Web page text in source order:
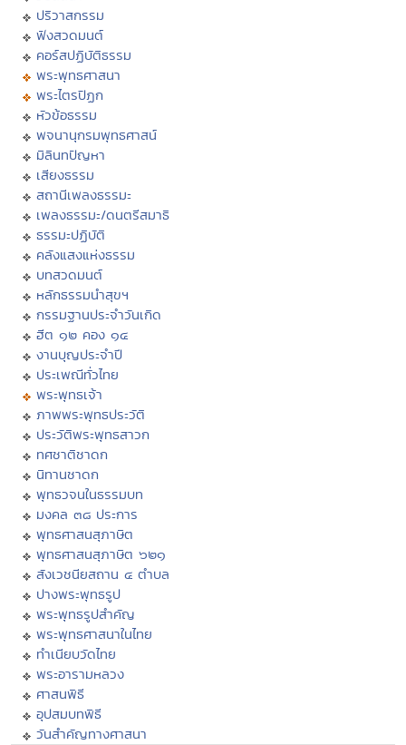
ปริวาสกรรม
ฟังสวดมนต์
คอร์สปฏิบัติธรรม
พระพุทธศาสนา
พระไตรปิฏก
หัวข้อธรรม
พจนานุกรมพุทธศาสน์
มิลินทปัญหา
เสียงธรรม
สถานีเพลงธรรมะ
เพลงธรรมะ/ดนตรีสมาธิ
ธรรมะปฏิบัติ
คลังแสงแห่งธรรม
บทสวดมนต์
หลักธรรมนำสุขฯ
กรรมฐานประจำวันเกิด
ฮีต ๑๒ คอง ๑๔
งานบุญประจำปี
ประเพณีทั่วไทย
พระพุทธเจ้า
ภาพพระพุทธประวัติ
ประวัติพระพุทธสาวก
ทศชาติชาดก
นิทานชาดก
พุทธวจนในธรรมบท
มงคล ๓๘ ประการ
พุทธศาสนสุภาษิต
พุทธศาสนสุภาษิต ๖๒๑
สังเวชนียสถาน ๔ ตำบล
ปางพระพุทธรูป
พระพุทธรูปสำคัญ
พระพุทธศาสนาในไทย
ทำเนียบวัดไทย
พระอารามหลวง
ศาสนพิธี
อุปสมบทพิธี
วันสำคัญทางศาสนา